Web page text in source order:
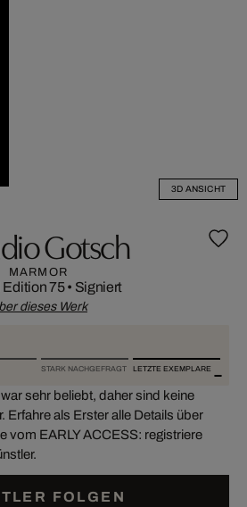
3D ANSICHT
Gotsch
MARMOR
Edition 75• Signiert
dieses Werk
STARK NACHGEFRAGT LETZTE EXEMPLARE
sehr beliebt, daher sind keine
Erfahre als Erster alle Details über
vom EARLY ACCESS: registriere
FOLGEN